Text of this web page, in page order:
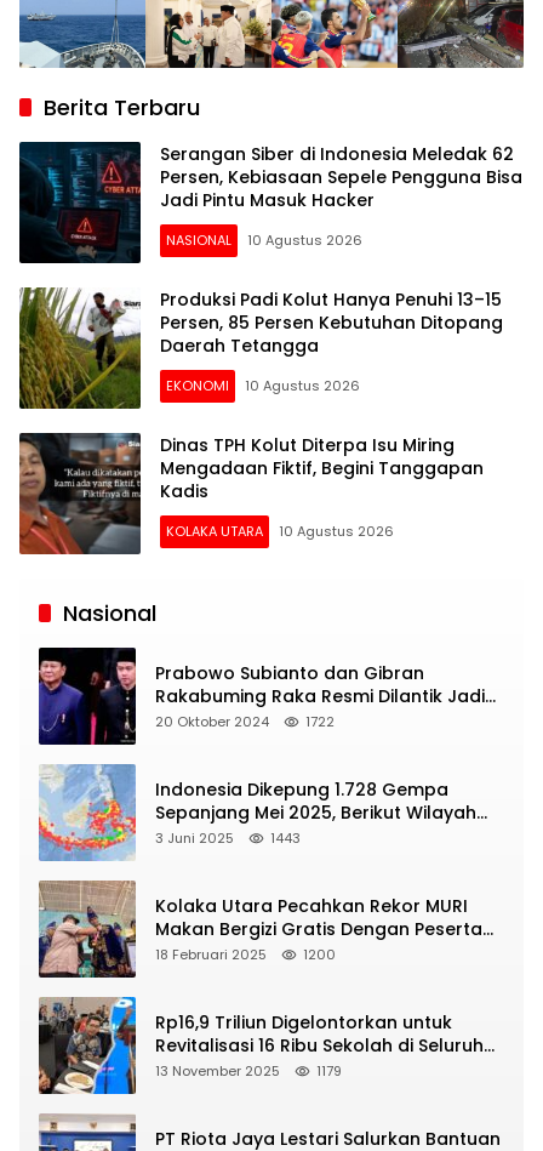
Berita Terbaru
Serangan Siber di Indonesia Meledak 62
Persen, Kebiasaan Sepele Pengguna Bisa
Jadi Pintu Masuk Hacker
NASIONAL 10 Agustus 2026
Produksi Padi Kolut Hanya Penuhi 13–15
Persen, 85 Persen Kebutuhan Ditopang
Daerah Tetangga
EKONOMI 10 Agustus 2026
Dinas TPH Kolut Diterpa Isu Miring
Mengadaan Fiktif, Begini Tanggapan
Kadis
KOLAKA UTARA 10 Agustus 2026
Siaran
Nasional
Prabowo Subianto dan Gibran
Rakabuming Raka Resmi Dilantik Jadi
Presiden dan Wapres RI
20 Oktober 2024 1722
Indonesia Dikepung 1.728 Gempa
Sepanjang Mei 2025, Berikut Wilayah
Yang Intens Diguncang!
3 Juni 2025 1443
Kolaka Utara Pecahkan Rekor MURI
Makan Bergizi Gratis Dengan Peserta
Terbanyak
18 Februari 2025 1200
Rp16,9 Triliun Digelontorkan untuk
Revitalisasi 16 Ribu Sekolah di Seluruh
Indonesia
13 November 2025 1179
PT Riota Jaya Lestari Salurkan Bantuan